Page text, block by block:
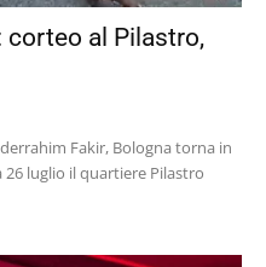
corteo al Pilastro,
Fakir, Bologna torna in
luglio il quartiere Pilastro